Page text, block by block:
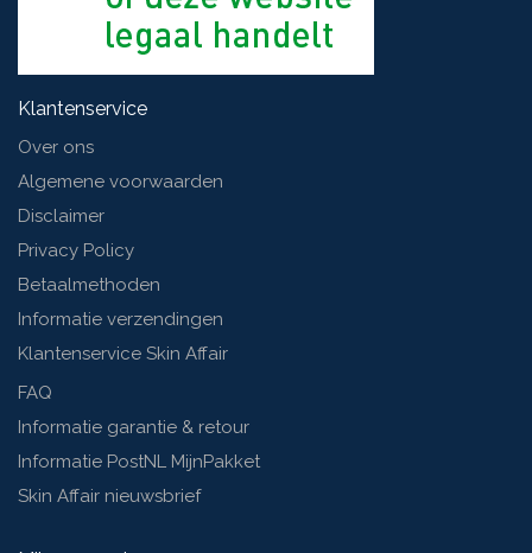
Klantenservice
Over ons
Algemene voorwaarden
Disclaimer
Privacy Policy
Betaalmethoden
Informatie verzendingen
Klantenservice Skin Affair
FAQ
Informatie garantie & retour
Informatie PostNL MijnPakket
Skin Affair nieuwsbrief